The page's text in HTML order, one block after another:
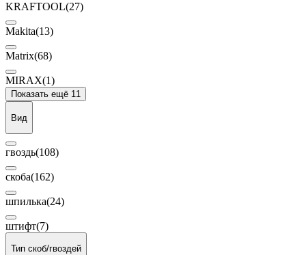
KRAFTOOL(27)
Makita(13)
Matrix(68)
MIRAX(1)
Показать ещё 11
Вид
гвоздь(108)
скоба(162)
шпилька(24)
штифт(7)
Тип скоб/гвоздей